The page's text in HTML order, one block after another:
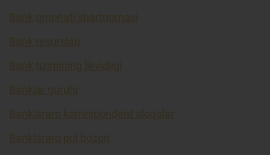
Bank omonati shartnomasi
Bank resurslari
Bank tizimining likvidligi
Banklar guruhi
Banklararo korrespondent aloqalar
Banklararo pul bozori